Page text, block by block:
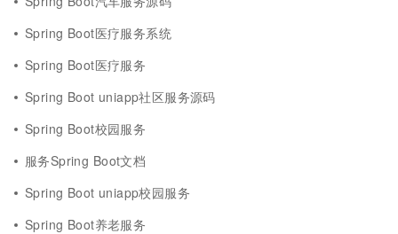
Spring Boot医疗服务系统
Spring Boot医疗服务
Spring Boot uniapp社区服务源码
Spring Boot校园服务
服务Spring Boot文档
Spring Boot uniapp校园服务
Spring Boot养老服务